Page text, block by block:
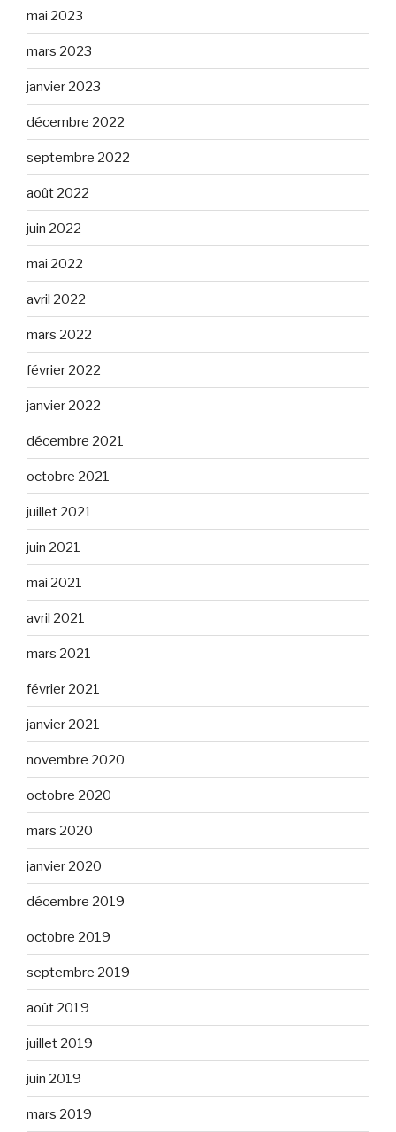
mai 2023
mars 2023
janvier 2023
décembre 2022
septembre 2022
août 2022
juin 2022
mai 2022
avril 2022
mars 2022
février 2022
janvier 2022
décembre 2021
octobre 2021
juillet 2021
juin 2021
mai 2021
avril 2021
mars 2021
février 2021
janvier 2021
novembre 2020
octobre 2020
mars 2020
janvier 2020
décembre 2019
octobre 2019
septembre 2019
août 2019
juillet 2019
juin 2019
mars 2019